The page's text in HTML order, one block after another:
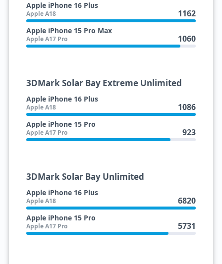
Apple iPhone 16 Plus
Apple A18 1162
Apple iPhone 15 Pro Max
Apple A17 Pro 1060
3DMark Solar Bay Extreme Unlimited
Apple iPhone 16 Plus
Apple A18 1086
Apple iPhone 15 Pro
Apple A17 Pro 923
3DMark Solar Bay Unlimited
Apple iPhone 16 Plus
Apple A18 6820
Apple iPhone 15 Pro
Apple A17 Pro 5731